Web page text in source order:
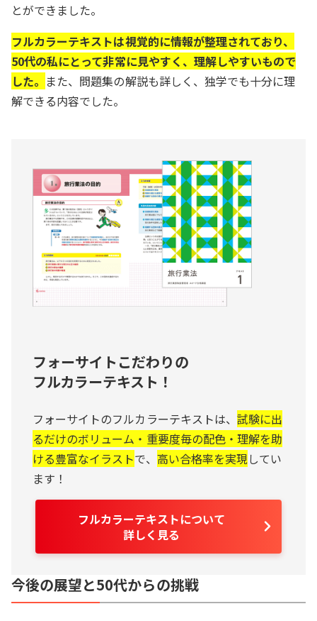
とができました。
フルカラーテキストは視覚的に情報が整理されており、
50代の私にとって非常に見やすく、理解しやすいもので
した。 また、問題集の解説も詳しく、独学でも十分に理
解できる内容でした。
フォーサイトこだわりの
フルカラーテキスト！
フォーサイトのフルカラーテキストは、 試験に出
るだけのボリューム・重要度毎の配色・理解を助
ける豊富なイラストで、 高い合格率を実現 してい
ます！
フルカラーテキストについて
詳しく見る
今後の展望と50代からの挑戦